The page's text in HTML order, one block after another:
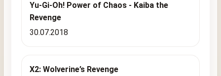
Yu-Gi-Oh! Power of Chaos - Kaiba the
Revenge
30.07.2018
X2: Wolverine’s Revenge